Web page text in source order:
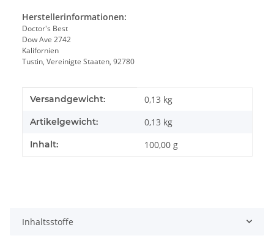
Herstellerinformationen:
Doctor's Best
Dow Ave 2742
Kalifornien
Tustin, Vereinigte Staaten, 92780
Produkteigenschaft
Wert
Versandgewicht: 0,13 kg
Artikelgewicht: 0,13 kg
Inhalt: 100,00 g
Inhaltsstoffe